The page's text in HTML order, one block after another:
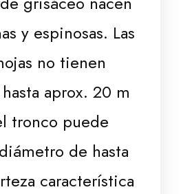
y espinosas. Las
no tienen
aprox. 20 m
tronco puede
de hasta
característica